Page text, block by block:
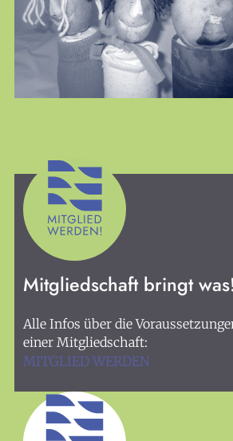
Mitgliedschaft bringt
Alle Infos über die
einer Mitgliedschaft:
MITGLIED WERDEN
Mitglieder
Medien
Workshops
Presse
Links
Mitmachen
Spenden
Impressum
Datenschutz